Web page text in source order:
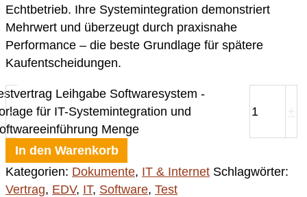
Echtbetrieb. Ihre Systemintegration demonstriert
Mehrwert und überzeugt durch praxisnahe
Performance – die beste Grundlage für spätere
Kaufentscheidungen.
-
Leihgabe Softwaresystem -
für IT-Systemintegration und
Menge
In den Warenkorb
Kategorien: Dokumente, IT & Internet Schlagwörter:
Vertrag, EDV, IT, Software, Test